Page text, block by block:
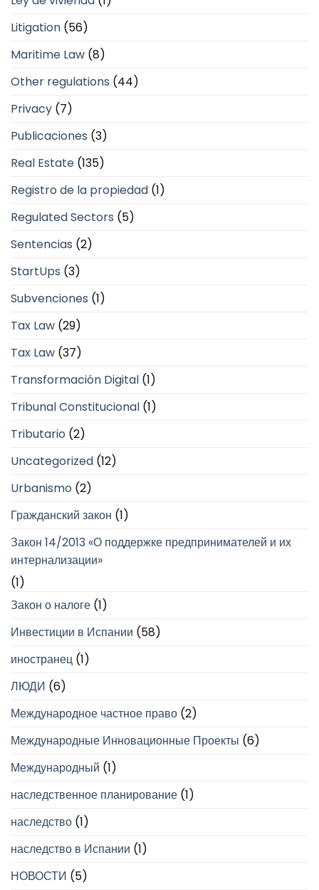
Litigation (56)
Maritime Law (8)
Other regulations (44)
Privacy (7)
Publicaciones (3)
Real Estate (135)
Registro de la propiedad (1)
Regulated Sectors (5)
Sentencias (2)
StartUps (3)
Subvenciones (1)
Tax Law (29)
Tax Law (37)
Transformación Digital (1)
Tribunal Constitucional (1)
Tributario (2)
Uncategorized (12)
Urbanismo (2)
Гражданский закон (1)
Закон 14/2013 «О поддержке предпринимателей и их
интернализации»
(1)
Закон о налоге (1)
Инвестиции в Испании (58)
иностранец (1)
ЛЮДИ (6)
Международное частное право (2)
Международные Инновационные Проекты (6)
Международный (1)
наследственное планирование (1)
наследство (1)
наследство в Испании (1)
НОВОСТИ (5)